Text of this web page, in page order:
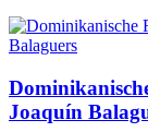
Joaquín